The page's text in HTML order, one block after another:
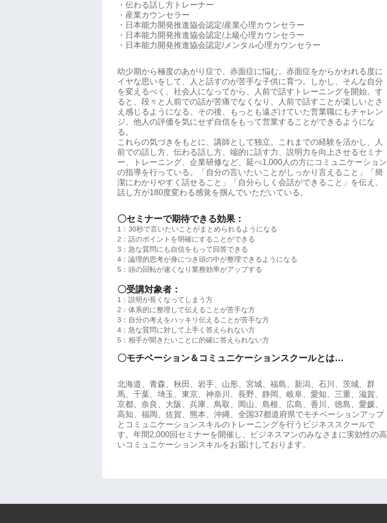
・伝わる話し方トレーナー
・産業カウンセラー
・日本能力開発推進協会認定/産業心理カウンセラー
・日本能力開発推進協会認定/上級心理カウンセラー
・日本能力開発推進協会認定/メンタル心理カウンセラー
幼少期から極度のあがり症で、赤面症に悩む。赤面症をからかわれる度に
イヤな思いをして、人と話すのが苦手な子供に育つ。しかし、そんな自分
を変えるべく、社会人になってから、人前で話すトレーニングを開始。す
ると、段々と人前での話が苦痛でなくなり、人前で話すことが楽しいとさ
え感じるようになる。その後、もっとも遠ざけていた営業職にもチャレン
ジ。他人の評価を気にせず自信をもって営業することができるようにな
る。
これらの気づきをもとに、講師として独立。これまでの経験を活かし、人
前での話し方、伝わる話し方、端的に話す力、説明力を向上させるセミナ
ー、トレーニング、企業研修など、延べ1,000人の方にコミュニケーション
の指導を行っている。「自分の言いたいことがしっかり言えること」「簡
潔にわかりやすく話せること」「自分らしく会話ができること」を伝え、
話し方が180度変わる感覚を掴んでいただいている。
〇セミナーで期待できる効果：
1：30秒で言いたいことがまとめられるようになる
2：話のポイントを明確にすることができる
3：急な質問にも自信をもって回答できる
4：論理的思考が身につき頭の中が整理できるようになる
5：頭の回転が速くなり業務効率がアップする
〇受講対象者：
1：説明が長くなってしまう方
2：体系的に整理して伝えることが苦手な方
3：自分の考えをハッキリ伝えることが苦手な方
4：急な質問に対して上手く答えられない方
5：相手が聞きたいことに的確に答えられない方
〇モチベーション＆コミュニケーションスクールとは…
北海道、青森、秋田、岩手、山形、宮城、福島、新潟、石川、茨城、群
馬、千葉、埼玉、東京、神奈川、長野、静岡、岐阜、愛知、三重、滋賀、
京都、奈良、大阪、兵庫、鳥取、岡山、島根、広島、香川、徳島、愛媛、
高知、福岡、佐賀、熊本、沖縄、全国37都道府県でモチベーションアップ
とコミュニケーションスキルのトレーニングを行うビジネススクールで
す。年間2,000回セミナーを開催し、ビジネスマンのみなさまに実効性の高
いコミュニケーションスキルをお届けしております。